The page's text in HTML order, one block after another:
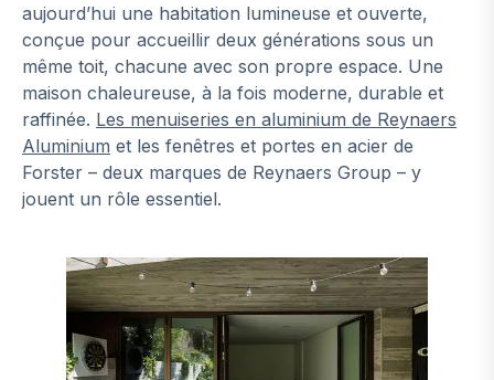
aujourd’hui une habitation lumineuse et ouverte,
conçue pour accueillir deux générations sous un
même toit, chacune avec son propre espace. Une
maison chaleureuse, à la fois moderne, durable et
raffinée. Les menuiseries en aluminium de Reynaers
Aluminium et les fenêtres et portes en acier de
Forster – deux marques de Reynaers Group – y
jouent un rôle essentiel.